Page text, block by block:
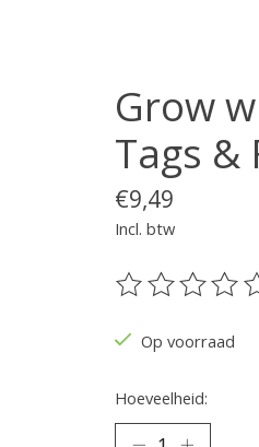
Grow
Tags &
€9,49
Incl. btw
De
Op voorraad
Hoeveelheid: